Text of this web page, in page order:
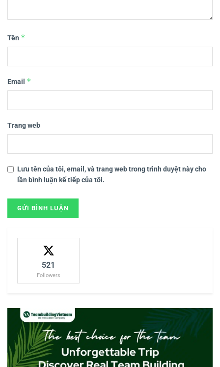
Tên *
Email *
Trang web
Lưu tên của tôi, email, và trang web trong trình duyệt này cho
lần bình luận kế tiếp của tôi.
521
Followers